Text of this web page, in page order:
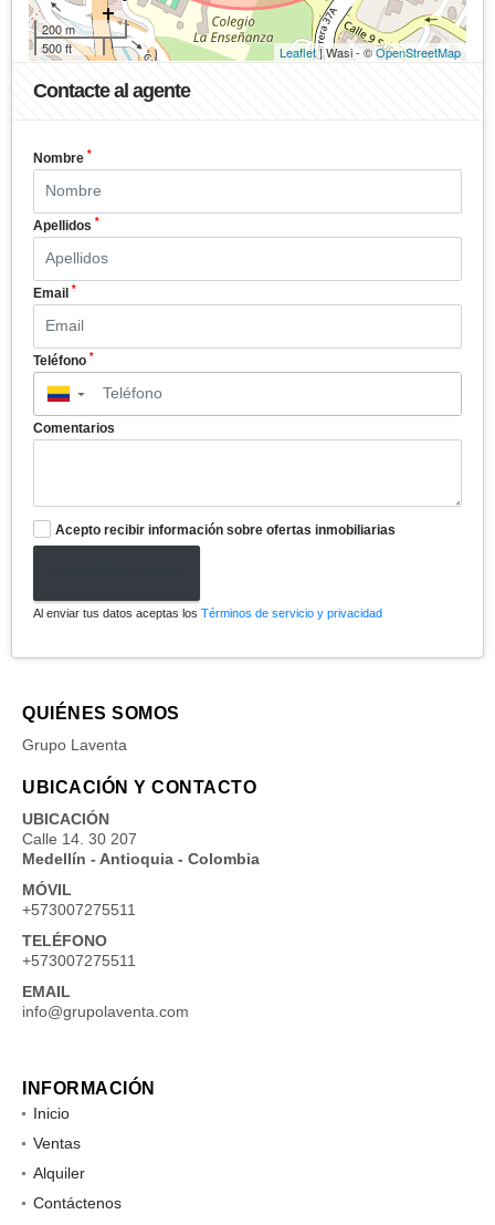
200 m
500 ft
Leaflet| Wasi - ©OpenStreetMap
Contacte al agente
Nombre *
Apellidos *
Email *
Teléfono *
▼
Comentarios
Acepto recibir información sobre ofertas inmobiliarias
Al enviar tus datos aceptas los Términos de servicio y privacidad
QUIÉNES SOMOS
Grupo Laventa
UBICACIÓN Y CONTACTO
UBICACIÓN
Calle 14. 30 207
Medellín - Antioquia - Colombia
MÓVIL
+573007275511
TELÉFONO
+573007275511
EMAIL
info@grupolaventa.com
INFORMACIÓN
Inicio
Ventas
Alquiler
Contáctenos